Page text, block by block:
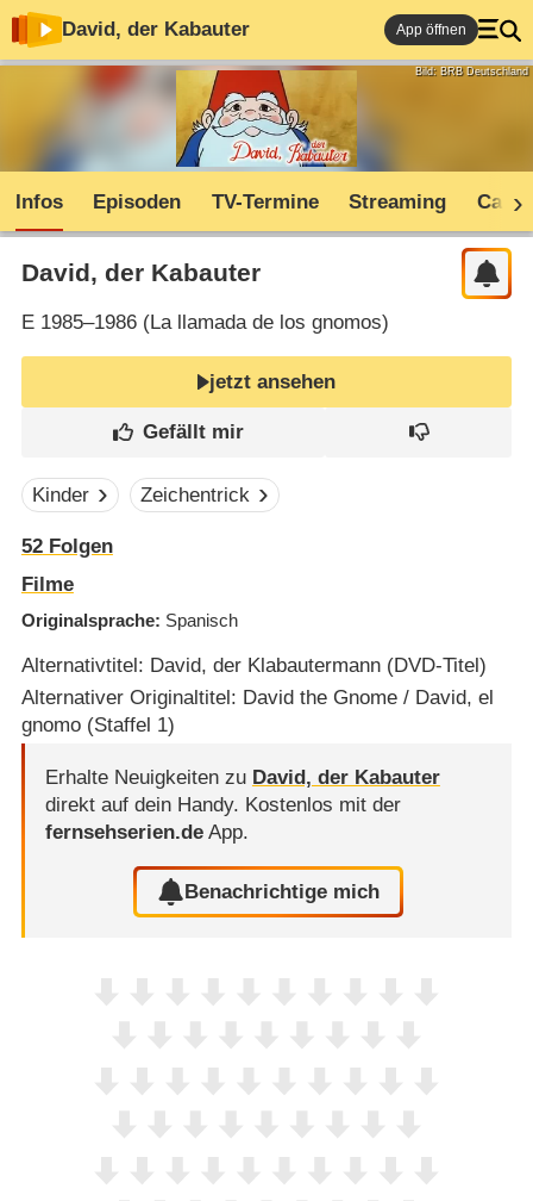
David, der Kabauter App öffnen
Bild: BRB Deutschland
Infos Episoden TV-Termine Streaming Cast
David, der Kabauter
E1985–1986 (La llamada de los gnomos)
jetzt ansehen
Kinder Zeichentrick
52Folgen
Filme
Originalsprache Spanisch
Alternativtitel: David, der Klabautermann (DVD-Titel)
Alternativer Originaltitel: David the Gnome / David, el
gnomo (Staffel 1)
Erhalte Neuigkeiten zu David, der Kabauter
direkt auf dein Handy. Kostenlos mit der
fernsehserien.deApp.
Benachrichtige mich